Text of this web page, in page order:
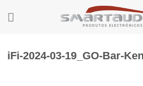
iFi-2024-03-19_GO-Bar-